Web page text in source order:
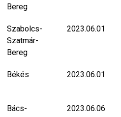
Bereg
Szabolcs-
Szatmár-
Bereg
2023.06.01
Békés 2023.06.01
Bács-
2023.06.06